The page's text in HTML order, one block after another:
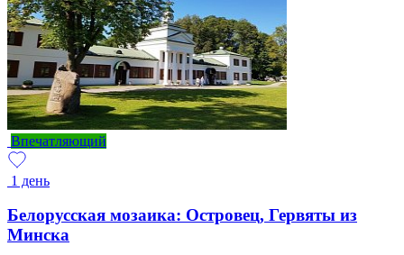
Впечатляющий
1 день
Белорусская мозаика: Островец, Гервяты из
Минска